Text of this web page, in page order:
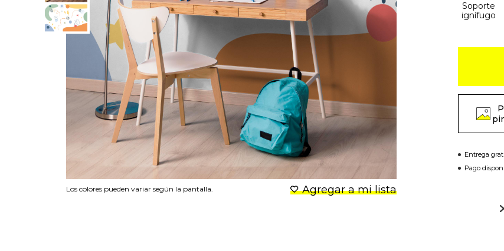
Los colores pueden variar según la pantalla. Agregar a mi lista
Soporte
ignífugo
Entrega
Pago